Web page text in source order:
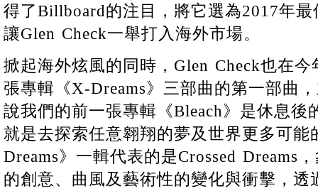
得了Billboard的注目，將它選為2017年
讓Glen Check一舉打入海外市場。
掀起海外炫風的同時，Glen Check也在
張專輯《X-Dreams》三部曲的第一部曲
說我們的前一張專輯《Bleach》是休息後
就是去探索任意翱翔的夢及世界更多可能
Dreams》一輯代表的是Crossed Dreams
的創意、曲風及藝術性的變化與衝擊，